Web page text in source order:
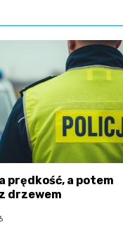
prędkość, a potem
drzewem